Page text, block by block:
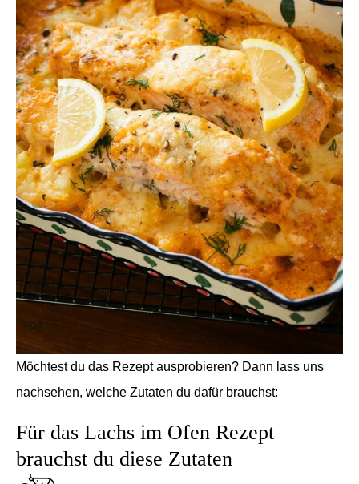
Möchtest du das Rezept ausprobieren? Dann lass uns
nachsehen, welche Zutaten du dafür brauchst:
Für das Lachs im Ofen Rezept
brauchst du diese Zutaten